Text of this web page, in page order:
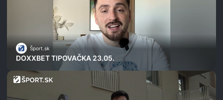
Šport.sk
DOXXBET TIPOVAČKA 23.05.